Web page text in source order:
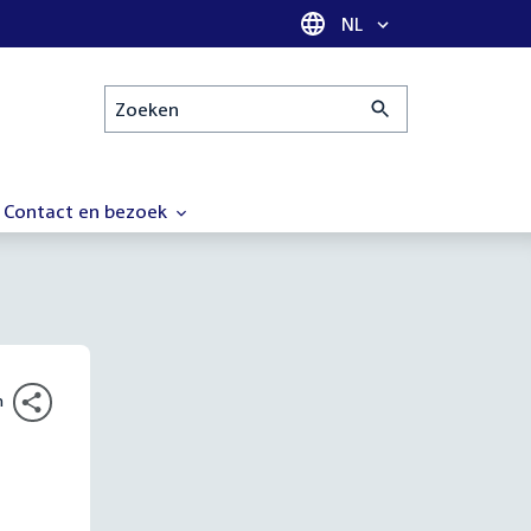
Taal selectie
NL
Zoeken
Contact en bezoek